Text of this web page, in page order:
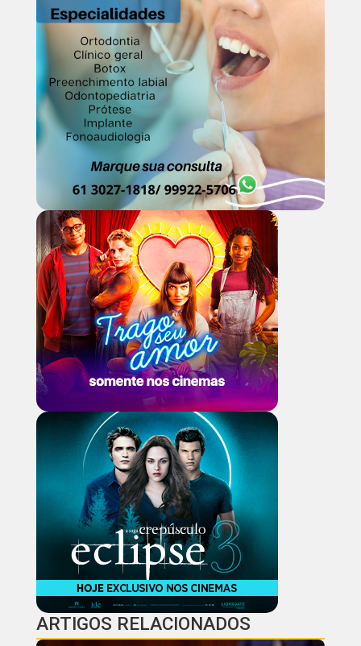
ARTIGOS RELACIONADOS